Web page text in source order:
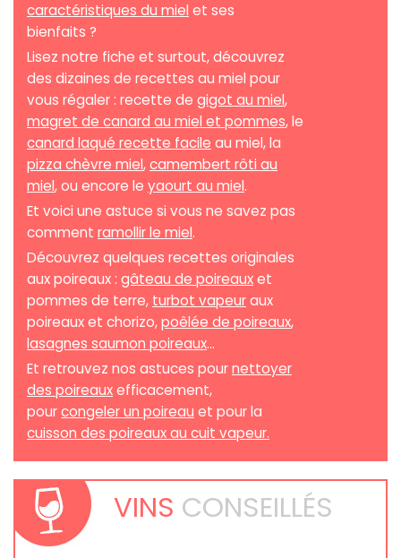
caractéristiques du miel et ses
bienfaits ?
Lisez notre fiche et surtout, découvrez
des dizaines de recettes au miel pour
vous régaler : recette de gigot au miel,
magret de canard au miel et pommes, le
canard laqué recette facile au miel, la
pizza chèvre miel,camembert rôti au
miel, ou encore le yaourt au miel.
Et voici une astuce si vous ne savez pas
comment ramollir le miel.
Découvrez quelques recettes originales
aux poireaux : gâteau de poireauxet
pommes de terre, turbot vapeuraux
poireaux et chorizo,poêlée de poireaux,
lasagnes saumon poireaux...
Et retrouvez nos astuces pournettoyer
des poireauxefficacement,
pourcongeler un poireau et pour la
cuisson des poireaux au cuit vapeur.
VINS CONSEILLÉS